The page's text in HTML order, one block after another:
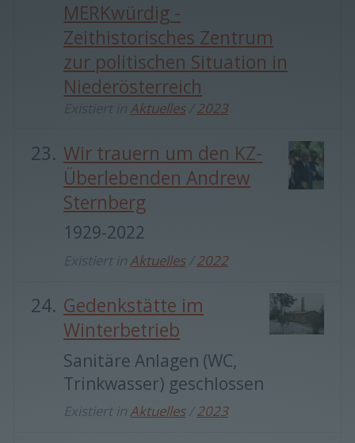
MERKwürdig -
Zeithistorisches Zentrum
zur politischen Situation in
Niederösterreich
Aktuelles 2023
Wir trauern um den KZ-
Überlebenden Andrew
Sternberg
1929-2022
Existiert inAktuelles /2022
Gedenkstätte im
Winterbetrieb
Sanitäre Anlagen (WC,
Trinkwasser) geschlossen
Existiert inAktuelles /2023